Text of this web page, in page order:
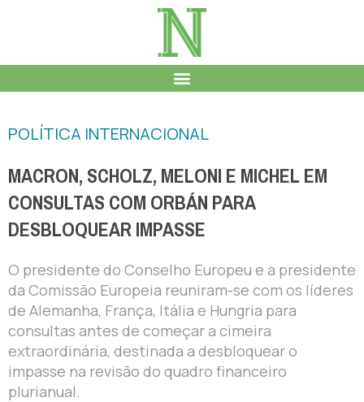
POLÍTICA INTERNACIONAL
MACRON, SCHOLZ, MELONI E MICHEL EM
CONSULTAS COM ORBÁN PARA
DESBLOQUEAR IMPASSE
O presidente do Conselho Europeu e a presidente
da Comissão Europeia reuniram-se com os líderes
de Alemanha, França, Itália e Hungria para
consultas antes de começar a cimeira
extraordinária, destinada a desbloquear o
impasse na revisão do quadro financeiro
plurianual.